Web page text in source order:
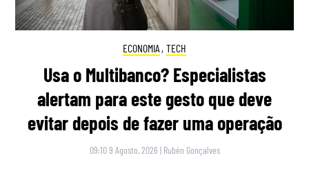
ECONOMIA , TECH
Usa o Multibanco? Especialistas
alertam para este gesto que deve
evitar depois de fazer uma operação
09:10 9 Agosto, 2026 | Rubén Gonçalves